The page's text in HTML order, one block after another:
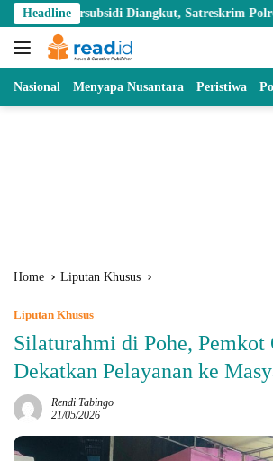
Skip
to
content
Headline
Diangkut, Satreskrim Polres Boalemo
Nasional Menyapa Nusantara Peristiwa
Home Liputan Khusus
Liputan Khusus
Silaturahmi di Pohe, Pemkot
Dekatkan Pelayanan ke
Rendi Tabingo
21/05/2026